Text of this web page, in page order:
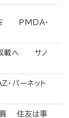
を PMDA・
収載へ サノ
バーネット
義 住友は事